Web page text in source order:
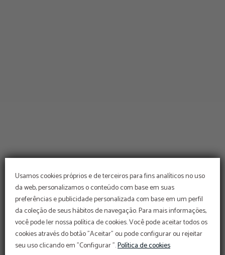
Usamos cookies próprios e de terceiros para fins analíticos no uso
da web, personalizamos o conteúdo com base em suas
preferências e publicidade personalizada com base em um perfil
da coleção de seus hábitos de navegação. Para mais informações,
você pode ler nossa política de cookies. Você pode aceitar todos os
cookies através do botão "Aceitar" ou pode configurar ou rejeitar
seu uso clicando em "Configurar ".Política de cookies
Early Summer
Aproveite as nossas ofertas de estreia e garanta
a sua estadia ao melhor preço.
Reserve já a sua estadia e prepare-se para viver
férias inesquecíveis.